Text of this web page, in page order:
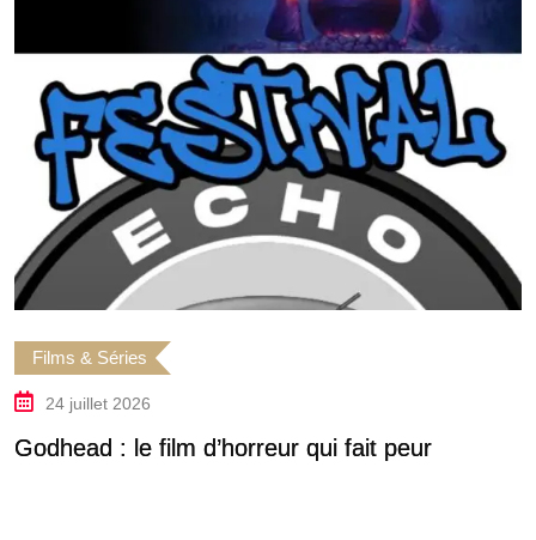
Films & Séries
24 juillet 2026
Godhead : le film d’horreur qui fait peur